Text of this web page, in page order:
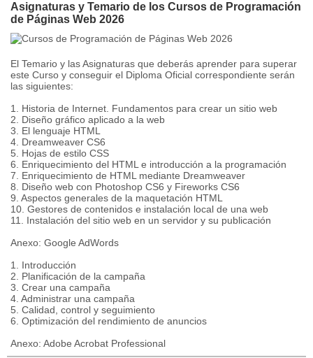
Asignaturas y Temario de los Cursos de Programación
de Páginas Web 2026
El Temario y las Asignaturas que deberás aprender para superar
este Curso y conseguir el Diploma Oficial correspondiente serán
las siguientes:
1. Historia de Internet. Fundamentos para crear un sitio web
2. Diseño gráfico aplicado a la web
3. El lenguaje HTML
4. Dreamweaver CS6
5. Hojas de estilo CSS
6. Enriquecimiento del HTML e introducción a la programación
7. Enriquecimiento de HTML mediante Dreamweaver
8. Diseño web con Photoshop CS6 y Fireworks CS6
9. Aspectos generales de la maquetación HTML
10. Gestores de contenidos e instalación local de una web
11. Instalación del sitio web en un servidor y su publicación
Anexo: Google AdWords
1. Introducción
2. Planificación de la campaña
3. Crear una campaña
4. Administrar una campaña
5. Calidad, control y seguimiento
6. Optimización del rendimiento de anuncios
Anexo: Adobe Acrobat Professional